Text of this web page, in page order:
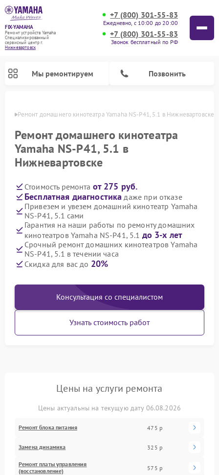
FIX-YAMAHA
Ремонт устройств Yamaha
Специализированный
cервисный центр г.
Нижневартовск
+7 (800) 301-55-83
Ежедневно, с 10:00 до 20:00
+7 (800) 301-55-83
Звонок бесплатный по РФ
Мы ремонтируем Позвонить
Ремонт домашнего кинотеатра Yamaha NS-P41, 5.1 в Нижневартовске
Ремонт домашнего кинотеатра
Yamaha NS-P41, 5.1 в
Нижневартовске
Стоимость ремонта от 275 руб.
Бесплатная диагностика даже при отказе
Привезем и увезем домашний кинотеатр Yamaha
NS-P41, 5.1 сами
Гарантия на наши работы по ремонту домашних
кинотеатров Yamaha NS-P41, 5.1 до 3-х лет
Срочный ремонт домашних кинотеатров Yamaha
NS-P41, 5.1 в течении часа
Скидка для вас до 20%
Консультация со специалистом
Узнать стоимость работ
Цены на услуги ремонта
Цены актуальны на текущую дату 06.08.2026
Ремонт блока питания 475 р
Замена динамика 325 р
Ремонт платы управления
(восстановление)
575 р